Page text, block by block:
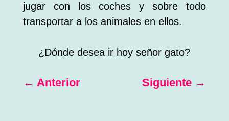
jugar con los coches y sobre todo
transportar a los animales en ellos.
¿Dónde desea ir hoy señor gato?
← Anterior Siguiente →